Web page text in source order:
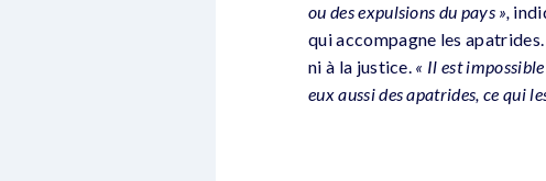
ou des expulsions du pays »,
qui accompagne les apatrides.
ni à la justice. « Il est
eux aussi des apatrides, ce qui